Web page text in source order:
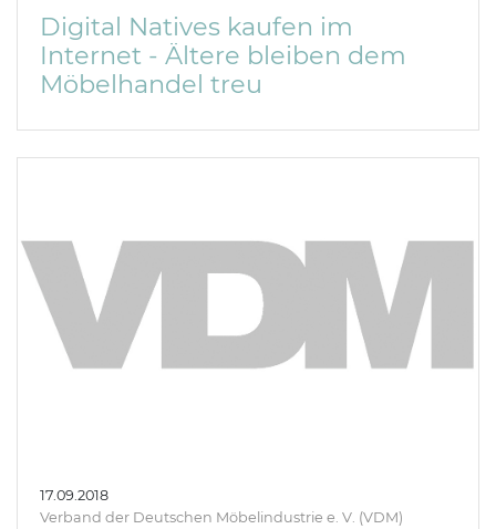
Digital Natives kaufen im
Internet - Ältere bleiben dem
Möbelhandel treu
17.09.2018
Verband der Deutschen Möbelindustrie e. V. (VDM)